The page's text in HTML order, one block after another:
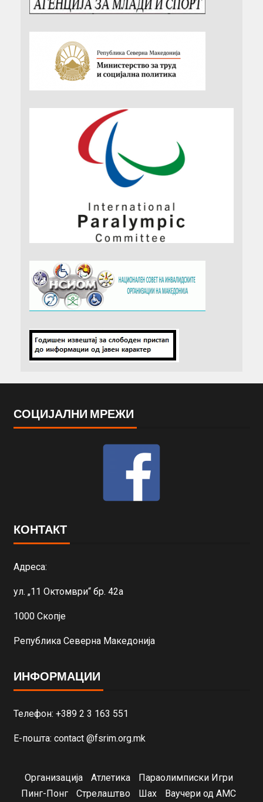
СОЦИЈАЛНИ МРЕЖИ
КОНТАКТ
Адреса:
ул. „11 Октомври“ бр. 42а
1000 Скопје
Република Северна Македонија
ИНФОРМАЦИИ
Телефон: +389 2 3 163 551
Е-пошта: contact @fsrim.org.mk
Организација Атлетика
Параолимписки Игри
Пинг-Понг
Стрелаштво Шах Ваучери од АМС